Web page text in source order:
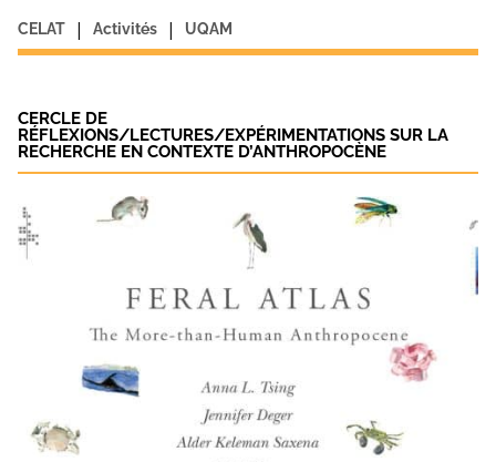
CELAT | Activités | UQAM
CERCLE DE
RÉFLEXIONS/LECTURES/EXPÉRIMENTATIONS SUR LA
RECHERCHE EN CONTEXTE D’ANTHROPOCÈNE